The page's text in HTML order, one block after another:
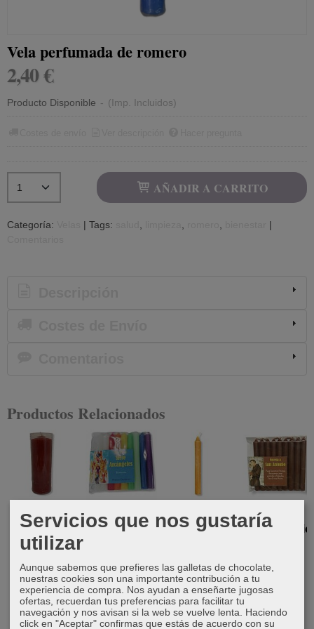
Vela perfumada de romero
2,40 €
Producto Disponible - (Imp. Incluidos)
AÑADIR A CARRITO
Categoría: | Tags:
|
Productos Relacionados
Velón Rojo
3,75 €
Novena Siete
Arcángeles
Vela de miel
20cm
Novena a
San Antonio
Servicios que nos gustaría
utilizar
Aunque sabemos que prefieres las galletas de chocolate,
nuestras cookies son una importante contribución a tu
experiencia de compra. Nos ayudan a enseñarte jugosas
ofertas, recuerdan tus preferencias para facilitar tu
navegación y nos avisan si la web se vuelve lenta. Haciendo
click en "Aceptar" confirmas que estás de acuerdo con su